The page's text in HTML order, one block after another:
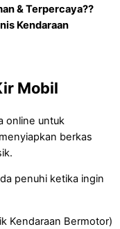
& Terpercaya??
Kendaraan
Mobil
online untuk
berkas
penuhi ketika ingin
Kendaraan Bermotor)